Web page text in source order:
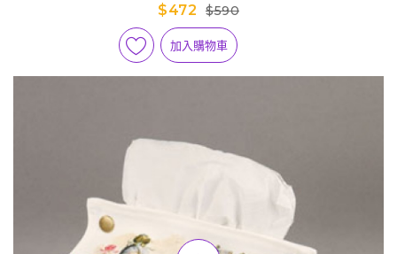
$472
$590
加入購物車